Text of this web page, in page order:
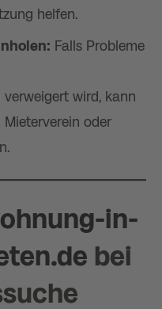
helfen.
Falls Probleme
wird, kann
oder
in-
bei